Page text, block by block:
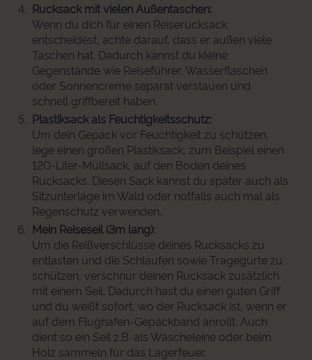
Rucksack mit vielen Außentaschen:
Wenn du dich für einen Reiserucksack
entscheidest, achte darauf, dass er außen viele
Taschen hat. Dadurch kannst du kleine
Gegenstände wie Reiseführer, Wasserflaschen
oder Sonnencreme separat verstauen und
schnell griffbereit haben.
Plastiksack als Feuchtigkeitsschutz:
Um dein Gepäck vor Feuchtigkeit zu schützen,
lege einen großen Plastiksack, zum Beispiel einen
120-Liter-Müllsack, auf den Boden deines
Rucksacks. Diesen Sack kannst du später auch als
Sitzunterlage im Wald oder notfalls auch mal als
Regenschutz verwenden.
Mein Reiseseil (3m lang):
Um die Reißverschlüsse deines Rucksacks zu
entlasten und die Schlaufen sowie Tragegurte zu
schützen, verschnür deinen Rucksack zusätzlich
mit einem Seil. Dadurch hast du einen guten Griff
und du weißt sofort, wo der Rucksack ist, wenn er
auf dem Flughafen-Gepäckband anrollt. Auch
dient so ein Seil z.B. als Wäscheleine oder beim
Holz sammeln für das Lagerfeuer.